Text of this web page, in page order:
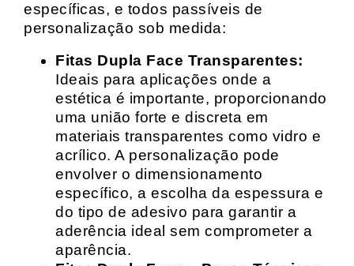
específicas, e todos passíveis de
personalização sob medida:
Fitas Dupla Face Transparentes:
Ideais para aplicações onde a
estética é importante, proporcionando
uma união forte e discreta em
materiais transparentes como vidro e
acrílico. A personalização pode
envolver o dimensionamento
específico, a escolha da espessura e
do tipo de adesivo para garantir a
aderência ideal sem comprometer a
aparência.